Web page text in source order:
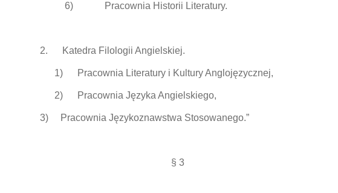
6) Pracownia Historii Literatury.
2. Katedra Filologii Angielskiej.
1) Pracownia Literatury i Kultury Anglojęzycznej,
2) Pracownia Języka Angielskiego,
3) Pracownia Językoznawstwa Stosowanego.”
§ 3